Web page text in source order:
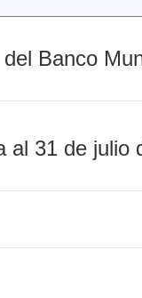
Banco
al 31 de julio